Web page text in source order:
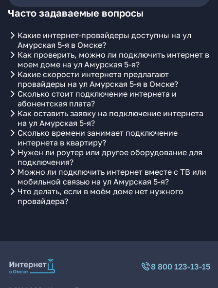
Часто задаваемые вопросы
Какие интернет-провайдеры доступны на ул
Амурская 5-я в Омске?
Как проверить, можно ли подключить интернет в
моем доме на ул Амурская 5-я?
Какие скорости интернета предлагают
провайдеры на ул Амурская 5-я в Омске?
Сколько стоит подключение интернета и
абонентская плата?
Как оставить заявку на подключение интернета
на ул Амурская 5-я?
Сколько времени занимает подключение
интернета в квартиру?
Нужен ли роутер или другое оборудование для
подключения?
Можно ли подключить интернет вместе с ТВ или
мобильной связью на ул Амурская 5-я?
Что делать, если в моём доме нет нужного
провайдера?
8 800 123-13-15